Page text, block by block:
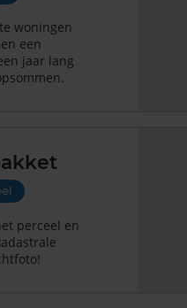
woningen
een
jaar lang
perceel en